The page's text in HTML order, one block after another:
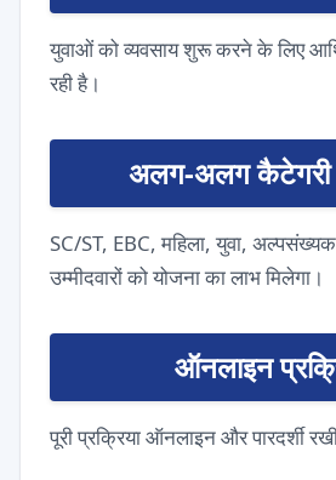
युवाओं को व्यवसाय शुरू करने के लिए
रही है।
अलग-अलग कैटेगरी
SC/ST, EBC, महिला, युवा,
उम्मीदवारों को योजना का लाभ मिलेगा।
ऑनलाइन
पूरी प्रक्रिया ऑनलाइन और पारदर्शी